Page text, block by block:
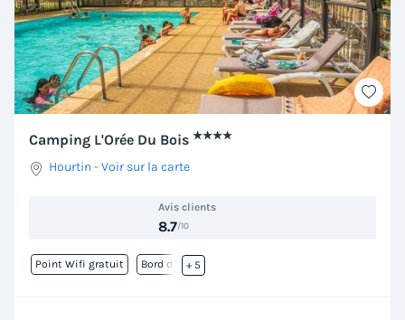
Camping L'Orée Du Bois ★★★★
Hourtin-Voir sur la carte
Avis clients
8.7/10
Point Wifi gratuit Bord de mer
+ 5